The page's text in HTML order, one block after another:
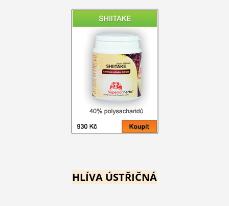
HLÍVA ÚSTŘIČNÁ